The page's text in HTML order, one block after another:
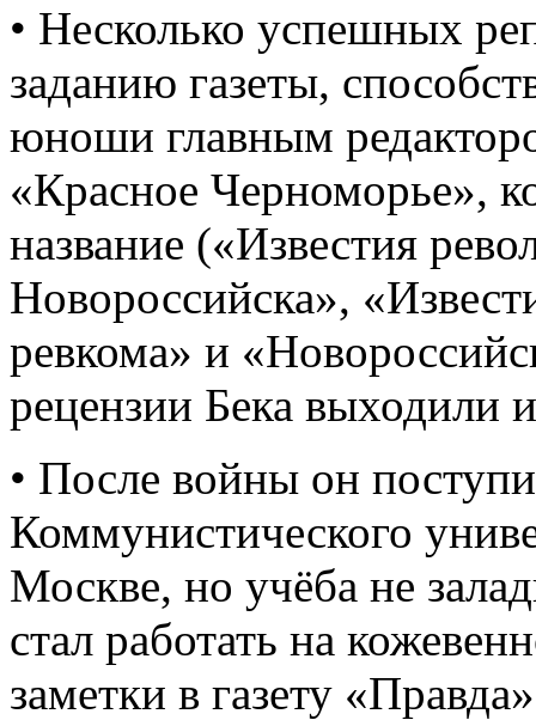
• Несколько успешных
заданию газеты,
юноши главным
«Красное Черноморье»,
название («Известия
Новороссийска»,
ревкома» и
рецензии Бека выходили
• После войны он
Коммунистического
Москве, но учёба не
стал работать на
заметки в газету